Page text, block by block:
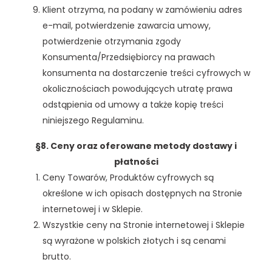
Klient otrzyma, na podany w zamówieniu adres
e-mail, potwierdzenie zawarcia umowy,
potwierdzenie otrzymania zgody
Konsumenta/Przedsiębiorcy na prawach
konsumenta na dostarczenie treści cyfrowych w
okolicznościach powodujących utratę prawa
odstąpienia od umowy a także kopię treści
niniejszego Regulaminu.
§8. Ceny oraz oferowane metody dostawy i
płatności
Ceny Towarów, Produktów cyfrowych są
określone w ich opisach dostępnych na Stronie
internetowej i w Sklepie.
Wszystkie ceny na Stronie internetowej i Sklepie
są wyrażone w polskich złotych i są cenami
brutto.